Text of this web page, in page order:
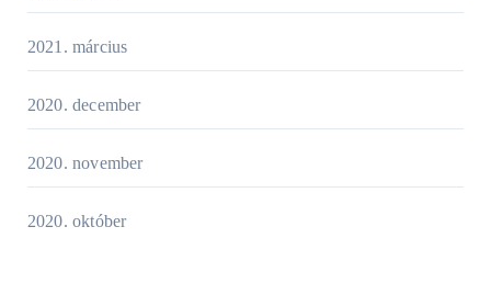
2021. március
2020. december
2020. november
2020. október